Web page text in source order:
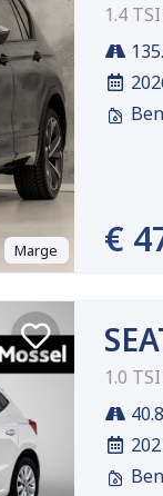
Marge
1.4
€
1.0